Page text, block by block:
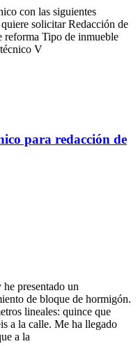
con las siguientes
solicitar Redacción de
reforma Tipo de inmueble
V
para redacción de
presentado un
de bloque de hormigón.
lineales: quince que
a la calle. Me ha llegado
a la